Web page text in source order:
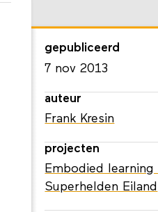
gepubliceerd
7 nov 2013
auteur
Frank Kresin
projecten
Embodied
Superhelden Eiland